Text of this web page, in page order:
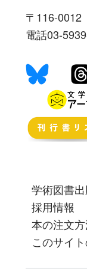
〒116-
電話03-
学術図書
採用情報
本の注文
このサイ